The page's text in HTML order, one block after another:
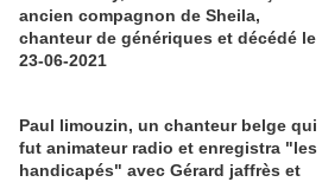
ancien compagnon de Sheila,
chanteur de génériques et décédé le
23-06-2021
Paul limouzin, un chanteur belge qui
fut animateur radio et enregistra "les
handicapés" avec Gérard jaffrès et